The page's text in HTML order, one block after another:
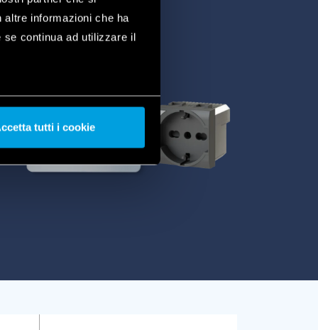
altre informazioni che ha
continua ad utilizzare il
tutti i cookie